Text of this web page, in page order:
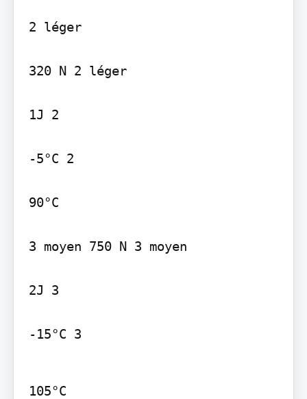
2 léger
320 N 2 léger
1J 2
-5°C 2
90°C
3 moyen 750 N 3 moyen
2J 3
-15°C 3
105°C